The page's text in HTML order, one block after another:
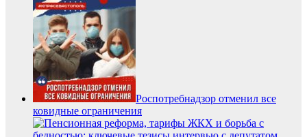
Роспотребнадзор отменил все
ковидные ограничения